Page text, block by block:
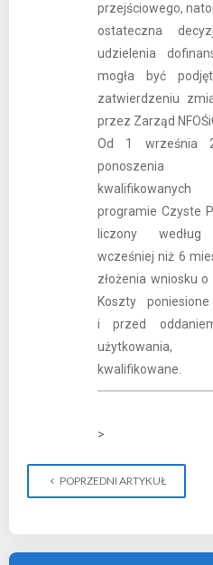
przejściowego,
ostateczna
udzielenia
mogła być
zatwierdzeniu
przez Zarząd
Od 1 września
programie Czyste
liczony
wcześniej niż 6
złożenia wniosku
Koszty
i przed
kwalifikowane.
>
POPRZEDNI ARTYKUŁ